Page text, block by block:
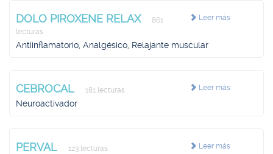
Leer más
DOLO PIROXENE RELAX
861
lecturas
Antiinflamatorio, Analgésico, Relajante muscular
Leer más
CEBROCAL 181 lecturas
Neuroactivador
Leer más
PERVAL 123 lecturas